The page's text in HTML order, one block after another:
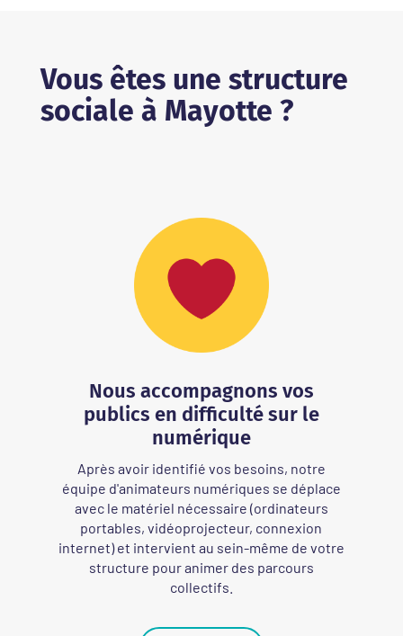
Vous êtes une structure
sociale à Mayotte ?
Nous accompagnons vos
publics en difficulté sur le
numérique
Après avoir identifié vos besoins, notre
équipe d'animateurs numériques se déplace
avec le matériel nécessaire (ordinateurs
portables, vidéoprojecteur, connexion
internet) et intervient au sein-même de votre
structure pour animer des parcours
collectifs.